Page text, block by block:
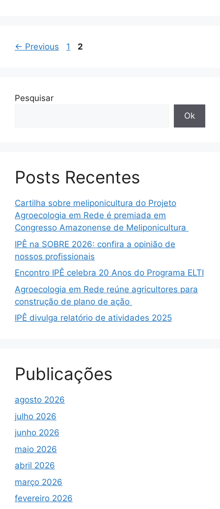
← Previous 1 2
Pesquisar
Ok
Posts Recentes
Cartilha sobre meliponicultura do Projeto
Agroecologia em Rede é premiada em
Congresso Amazonense de Meliponicultura
IPÊ na SOBRE 2026: confira a opinião de
nossos profissionais
Encontro IPÊ celebra 20 Anos do Programa ELTI
Agroecologia em Rede reúne agricultores para
construção de plano de ação
IPÊ divulga relatório de atividades 2025
Publicações
agosto 2026
julho 2026
junho 2026
maio 2026
abril 2026
março 2026
fevereiro 2026